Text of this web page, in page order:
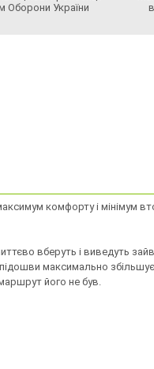
Оборони України
комфорту і мінімум
вберуть і виведуть
максимально
його не був.